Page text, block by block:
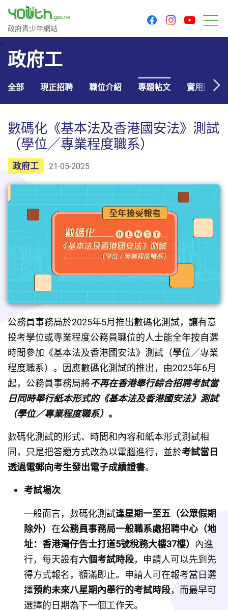
政府青少年網站
政府青少年網站
facebookinstagram
政府工
全部 現正招聘 職位介紹 專題帖文 實用連結
數碼化《基本法及香港國安法》測試
（學位／專業程度職系）
政府工 21-05-2025
公務員事務局於2025年5月推出數碼化測試，讓有意
投考學位或專業程度公務員職位的人士能全年按自選
時間參加《基本法及香港國安法》測試（學位／專業
程度職系）。因應數碼化測試的推出，由2025年6月
起，公務員事務局將不再在香港舉行綜合招聘考試當
日同時舉行紙本形式的《基本法及香港國安法》測試
（學位／專業程度職系） 。
數碼化測試的形式、時間和內容和紙本形式測試相
同，只是把答題方式改為以電腦進行，並於考試當日
透過電郵向考生發出電子成績證書。
考試場次
一般而言，數碼化測試逢星期一至五（公眾假期
除外）在公務員事務局一般職系處招聘中心（地
址：香港灣仔告士打道5號稅務大樓37樓） 內進
行，每天設有六個考試時段，申請人可以先到先
得方式報名，額滿即止。申請人可在報考當日選
擇預約未來八星期內舉行的考試時段，而最早可
選擇的日期為下一個工作天。